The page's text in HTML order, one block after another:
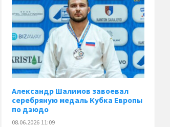
Александр Шалимов завоевал
серебряную медаль Кубка Европы
по дзюдо
08.06.2026 11:09